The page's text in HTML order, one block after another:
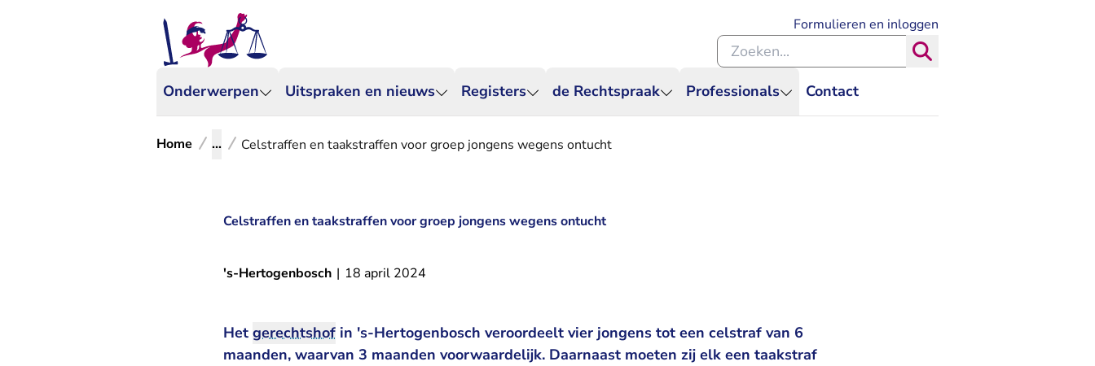
Onderwerpen Uitspraken en nieuws Registers de Rechtspraak Professionals Contact
Formulieren en inloggen
Zoeken binnen de Rechtspraak
Home ... Celstraffen en taakstraffen voor groep jongens wegens ontucht
Celstraffen en taakstraffen voor groep jongens wegens ontucht
's-Hertogenbosch | 18 april 2024
Het gerechtshof in 's-Hertogenbosch veroordeelt vier jongens tot een celstraf van 6
maanden, waarvan 3 maanden voorwaardelijk. Daarnaast moeten zij elk een taakstraf